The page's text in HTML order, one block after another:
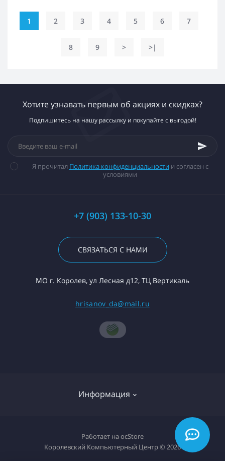
1 2 3 4 5 6 7
8 9 > >|
Хотите узнавать первым об акциях и скидках?
Подпишитесь на нашу рассылку и покупайте с выгодой!
Я прочитал Политика конфиденциальности и согласен с
условиями
+7 (903) 133-10-30
СВЯЗАТЬСЯ С НАМИ
МО г. Королев, ул Лесная д12, ТЦ Вертикаль
hrisanov_da@mail.ru
Информация
О компании
Доставка товара
Работает на ocStore
Королевский Компьютерный Центр © 2026